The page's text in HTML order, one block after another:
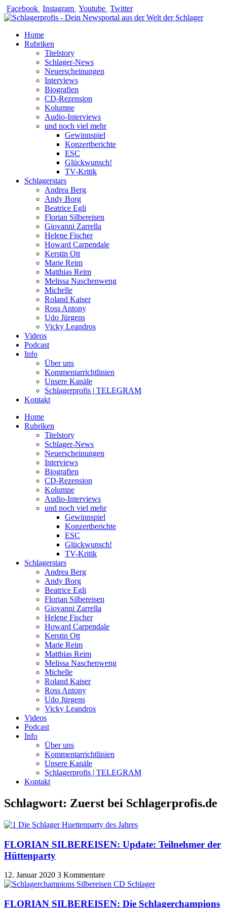
Zum
Inhalt
Facebook Instagram Youtube Twitter
Home
Rubriken
Titelstory
Schlager-News
Neuerscheinungen
Interviews
Biografien
CD-Rezension
Kolumne
Audio-Interviews
und noch viel mehr
Gewinnspiel
Konzertberichte
ESC
Glückwunsch!
TV-Kritik
Schlagerstars
Andrea Berg
Andy Borg
Beatrice Egli
Florian Silbereisen
Giovanni Zarrella
Helene Fischer
Howard Carpendale
Kerstin Ott
Marie Reim
Matthias Reim
Melissa Naschenweng
Michelle
Roland Kaiser
Ross Antony
Udo Jürgens
Vicky Leandros
Videos
Podcast
Info
Über uns
Kommentarrichtlinien
Unsere Kanäle
Schlagerprofis | TELEGRAM
Kontakt
Home
Rubriken
Titelstory
Schlager-News
Neuerscheinungen
Interviews
Biografien
CD-Rezension
Kolumne
Audio-Interviews
und noch viel mehr
Gewinnspiel
Konzertberichte
ESC
Glückwunsch!
TV-Kritik
Schlagerstars
Andrea Berg
Andy Borg
Beatrice Egli
Florian Silbereisen
Giovanni Zarrella
Helene Fischer
Howard Carpendale
Kerstin Ott
Marie Reim
Matthias Reim
Melissa Naschenweng
Michelle
Roland Kaiser
Ross Antony
Udo Jürgens
Vicky Leandros
Videos
Podcast
Info
Über uns
Kommentarrichtlinien
Unsere Kanäle
Schlagerprofis | TELEGRAM
Kontakt
Schlagwort: Zuerst bei Schlagerprofis.de
FLORIAN SILBEREISEN: Update: Teilnehmer der
Hüttenparty
12. Januar 2020 3 Kommentare
FLORIAN SILBEREISEN: Die Schlagerchampions